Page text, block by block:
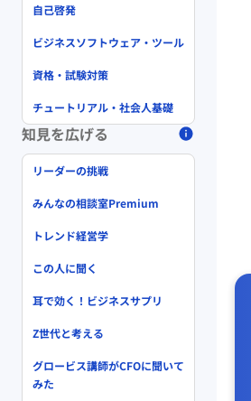
自己啓発
ビジネスソフトウェア・ツール
資格・試験対策
チュートリアル・社会人基礎
知見を広げる
リーダーの挑戦
みんなの相談室Premium
トレンド経営学
この人に聞く
耳で効く！ビジネスサプリ
Z世代と考える
グロービス講師がCFOに聞いて
みた